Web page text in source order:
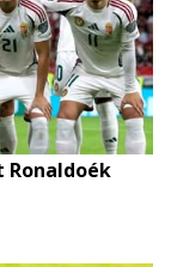
Ronaldoék